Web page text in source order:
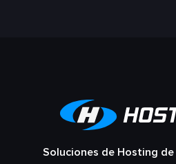
Soluciones de Hosting